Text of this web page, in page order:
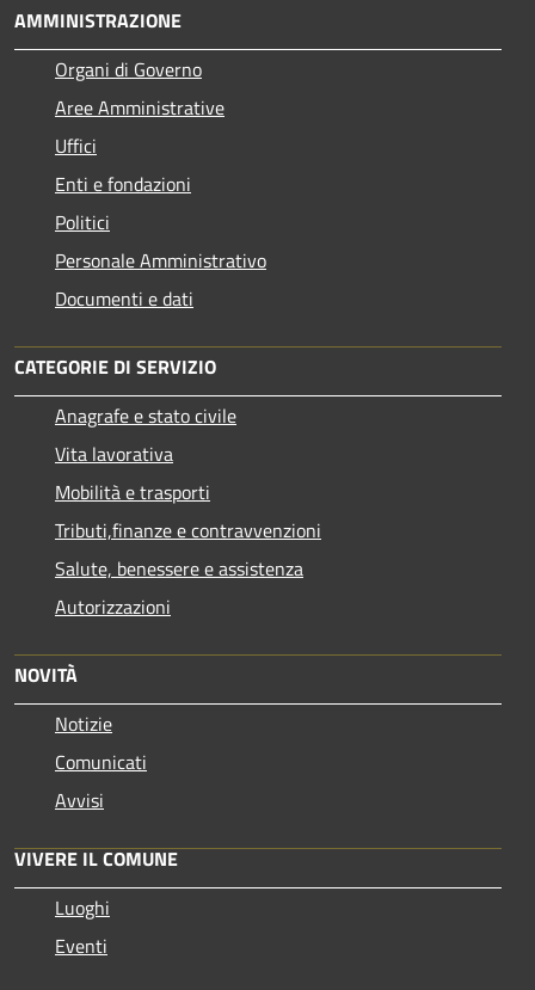
AMMINISTRAZIONE
Organi di Governo
Aree Amministrative
Uffici
Enti e fondazioni
Politici
Personale Amministrativo
Documenti e dati
CATEGORIE DI SERVIZIO
Anagrafe e stato civile
Vita lavorativa
Mobilità e trasporti
Tributi,finanze e contravvenzioni
Salute, benessere e assistenza
Autorizzazioni
NOVITÀ
Notizie
Comunicati
Avvisi
VIVERE IL COMUNE
Luoghi
Eventi